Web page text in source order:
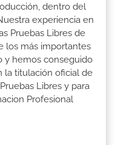
dentro del
experiencia en
Pruebas Libres de
los más importantes
y hemos conseguido
la titulación oficial de
Libres y para
Profesional